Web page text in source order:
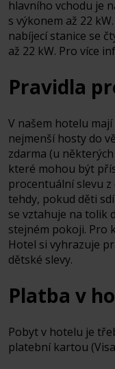
hlavního vchodu je
s výkonem až 22
nabíjecí stanice se
až 22 kW. Pro více
Pravidla
V našem hotelu
nejmenší hosty do
zdarma (u
které mohou být
procentuální slevu
tehdy, pokud děti
se vztahuje na tolik
stejném pokoji. Pro
Hotel si vyhrazuje
dětské slevy.
Platba v
Pobyt v hotelu je
platební kartou